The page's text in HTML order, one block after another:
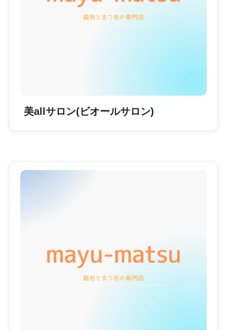
美allサロン(ビオールサロン)